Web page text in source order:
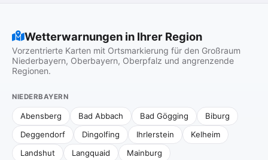
Wetterwarnungen in Ihrer Region
Vorzentrierte Karten mit Ortsmarkierung für den Großraum
Niederbayern, Oberbayern, Oberpfalz und angrenzende
Regionen.
NIEDERBAYERN
Abensberg Bad Abbach Bad Gögging
Biburg
Deggendorf
Dingolfing Ihrlerstein
Kelheim
Landshut
Langquaid
Mainburg